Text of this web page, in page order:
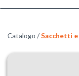
Catalogo /Sacchetti